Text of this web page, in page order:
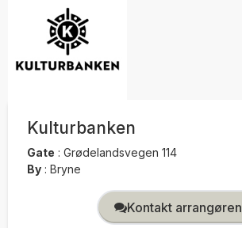
Kulturbanken
Gate : Grødelandsvegen 114
By : Bryne
Kontakt arrangøren